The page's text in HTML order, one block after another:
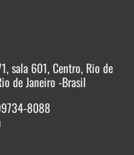
sala 601, Centro, Rio de
de Janeiro -Brasil
8088